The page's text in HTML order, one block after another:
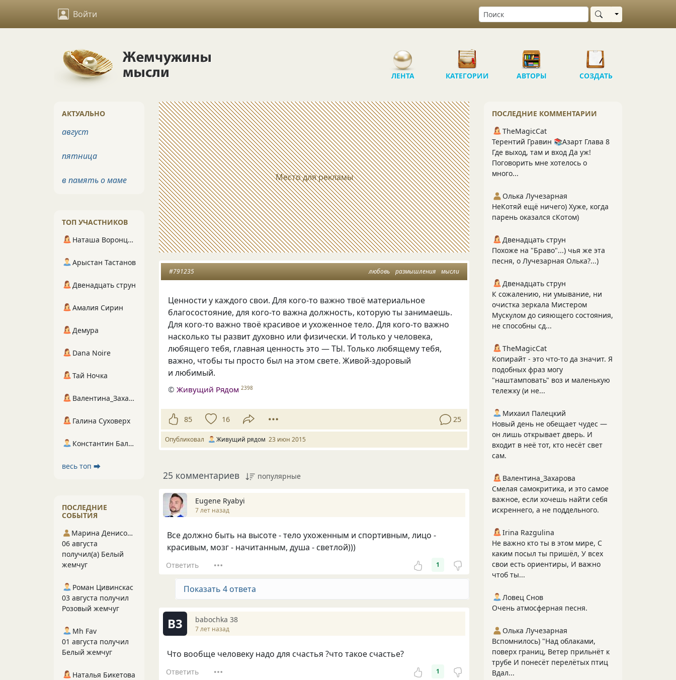
Войти Выбрать область
ЛЕНТА КАТЕГОРИИ АВТОРЫ СОЗДАТЬ
Место для рекламы
любовь размышления мысли
#791235
Ценности у каждого свои. Для кого-то важно твоё материальное
благосостояние, для кого-то важна должность, которую ты занимаешь.
Для кого-то важно твоё красивое и ухоженное тело. Для кого-то важно
насколько ты развит духовно или физически. И только у человека,
любящего тебя, главная ценность это — ТЫ. Только любящему тебя,
важно, чтобы ты просто был на этом свете. Живой-здоровый
и любимый.
©Живущий Рядом 2398
85 16 25
Опубликовал Живущий рядом 23 июн 2015
25 комментариев популярные
Eugene Ryabyi
7 лет назад
Все должно быть на высоте - тело ухоженным и спортивным, лицо -
красивым, мозг - начитанным, душа - светлой)))
Ответить 1
Показать 4 ответа
B3 babochka 38
7 лет назад
Что вообще человеку надо для счастья ?что такое счастье?
Ответить 1
ПОСЛЕДНИЕ КОММЕНТАРИИ
TheMagicCat
Терентий Гравин 📚Азарт Глава 8
Где выход, там и вход Да уж!
Поговорить мне хотелось о
много...
Олька Лучезарная
НеКотяй ещё ничего) Хуже, когда
парень оказался сКотом)
Двенадцать струн
Похоже на "Браво"...) чья же эта
песня, о Лучезарная Олька?...)
Двенадцать струн
К сожалению, ни умывание, ни
очистка зеркала Мистером
Мускулом до сияющего состояния,
не способны сд...
TheMagicCat
Копирайт - это что-то да значит. Я
подобных фраз могу
"наштамповать" воз и маленькую
тележку (и не...
Михаил Палецкий
Новый день не обещает чудес —
он лишь открывает дверь. И
входит в неё тот, кто несёт свет
сам.
Валентина_Захарова
Смелая самокритика, и это самое
важное, если хочешь найти себя
искреннего, а не поддельного.
Irina Razgulina
Не важно кто ты в этом мире, С
каким посыл ты пришёл, У всех
свои есть ориентиры, И важно
чтоб ты...
Ловец Снов
Очень атмосферная песня.
Олька Лучезарная
Вспомнилось) "Над облаками,
поверх границ, Ветер прильнёт к
трубе И понесёт перелётых птиц
Вдал...
АКТУАЛЬНО
август
пятница
в память о маме
ТОП УЧАСТНИКОВ
Наташа Воронцова
Арыстан Тастанов
Двенадцать струн
Амалия Сирин
Демура
Dana Noire
Тай Ночка
Валентина_Захарова
Галина Суховерх
Константин Балухта
весь топ ⮕
ПОСЛЕДНИЕ
СОБЫТИЯ
Марина Денисова 5
06 августа
получил(а) Белый
жемчуг
Роман Цивинскас
03 августа получил
Розовый жемчуг
Mh Fav
01 августа получил
Белый жемчуг
Наталья Бикетова